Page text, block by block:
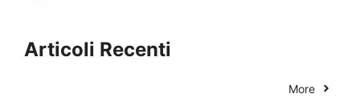
Articoli Recenti
More